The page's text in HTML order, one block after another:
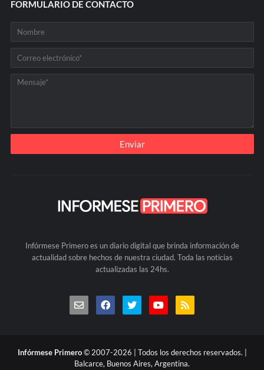
FORMULARIO DE CONTACTO
Infórmese Primero es un diario digital que brinda información de
actualidad sobre hechos de nuestra ciudad. Toda las noticias
actualizadas las 24hs.
Infórmese Primero© 2007-2026 | Todos los derechos reservados. |
Balcarce, Buenos Aires, Argentina.